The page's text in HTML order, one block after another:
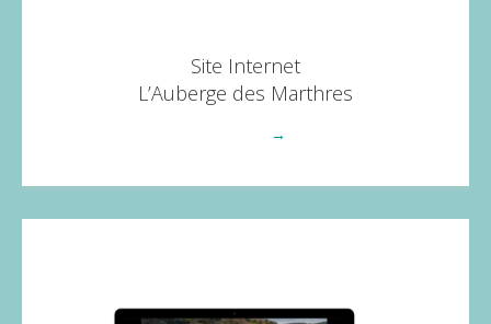
Site Internet
L’Auberge des Marthres
→